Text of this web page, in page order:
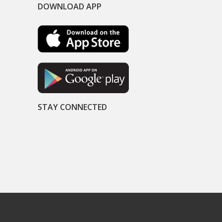
DOWNLOAD APP
STAY CONNECTED